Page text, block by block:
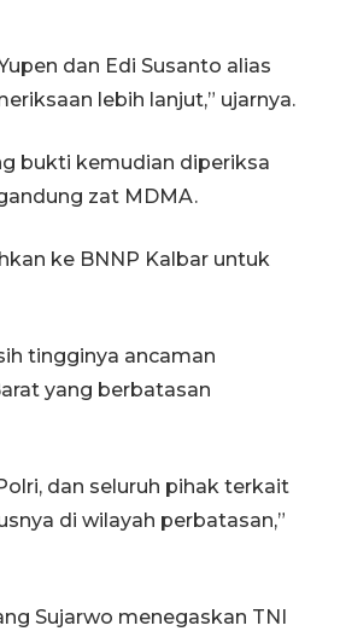
dan Edi Susanto alias
lebih lanjut,” ujarnya.
bukti kemudian diperiksa
zat MDMA.
ke BNNP Kalbar untuk
tingginya ancaman
yang berbatasan
dan seluruh pihak terkait
di wilayah perbatasan,”
Sujarwo menegaskan TNI
siaga darurat karhutla
09:29
alokasikan
khusus anak
kanker dan jantung